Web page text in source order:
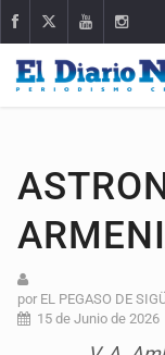
por EL PEGASO DE
15 de Junio de 2026